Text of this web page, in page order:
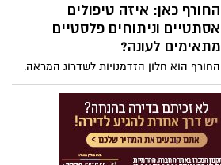
העולם. גם בישראל רבים מציינים את המועד
כיום אהבה, בנוסף לחגיגות ט"ו באב. לרגל יום
זה מספרת לנה קורץ אלמוג, מטפלת במיניות
המיניות והאינטימיות למתמודדים עם מחלת
הסרטן:
החורף כאן: איזה טיפולים
אסתטיים וניתוחים פלסטיים
מתאימים לעונה?
החורף הוא חלון הזדמנויות לשדרוג המראה,
קרינת השמש נחלשת, מה שמפחית את
הסיכון לפיגמנטציה או לצלקות כהות
שעלולות להיווצר בזמן ההחלמה מניתוח
פלסטי או טיפול אסתטי. השכבות של בגדי
החורף הן הכיסוי האידיאלי לתחבושות